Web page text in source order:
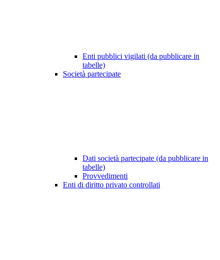
Enti pubblici vigilati (da pubblicare in
tabelle)
Società partecipate
Dati società partecipate (da pubblicare in
tabelle)
Provvedimenti
Enti di diritto privato controllati